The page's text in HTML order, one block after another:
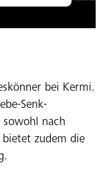
bei Kermi.
Senk-
sowohl nach
zudem die